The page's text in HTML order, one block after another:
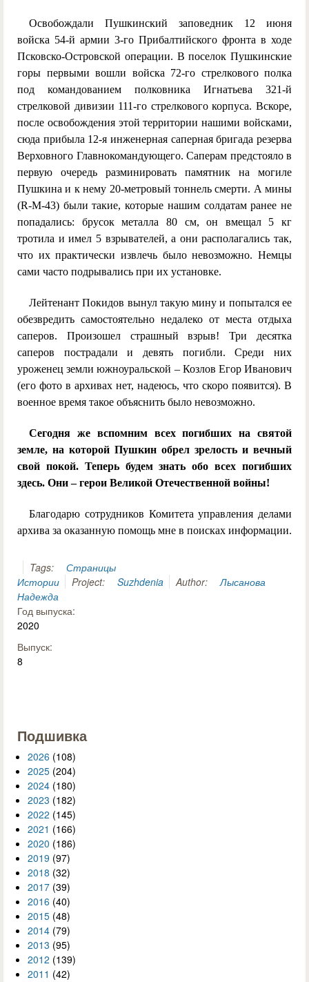
Освобождали Пушкинский заповедник 12 июня
войска 54-й армии 3-го Прибалтийского фронта в ходе
Псковско-Островской операции. В поселок Пушкинские
горы первыми вошли войска 72-го стрелкового полка
под командованием полковника Игнатьева 321-й
стрелковой дивизии 111-го стрелкового корпуса. Вскоре,
после освобождения этой территории нашими войсками,
сюда прибыла 12-я инженерная саперная бригада резерва
Верховного Главнокомандующего. Саперам предстояло в
первую очередь разминировать памятник на могиле
Пушкина и к нему 20-метровый тоннель смерти. А мины
(R-M-43) были такие, которые нашим солдатам ранее не
попадались: брусок металла 80 см, он вмещал 5 кг
тротила и имел 5 взрывателей, а они располагались так,
что их практически извлечь было невозможно. Немцы
сами часто подрывались при их установке.
Лейтенант Покидов вынул такую мину и попытался ее
обезвредить самостоятельно недалеко от места отдыха
саперов. Произошел страшный взрыв! Три десятка
саперов пострадали и девять погибли. Среди них
уроженец земли южноуральской – Козлов Егор Иванович
(его фото в архивах нет, надеюсь, что скоро появится). В
военное время такое объяснить было невозможно.
Сегодня же вспомним всех погибших на святой
земле, на которой Пушкин обрел зрелость и вечный
свой покой. Теперь будем знать обо всех погибших
здесь. Они – герои Великой Отечественной войны!
Благодарю сотрудников Комитета управления делами
архива за оказанную помощь мне в поисках информации.
Tags:
Страницы
Истории
Project: Suzhdenia Author:
Лысанова
Надежда
Год выпуска:
2020
Выпуск:
8
Подшивка
2026 (108)
2025 (204)
2024 (180)
2023 (182)
2022 (145)
2021 (166)
2020 (186)
2019 (97)
2018 (32)
2017 (39)
2016 (40)
2015 (48)
2014 (79)
2013 (95)
2012 (139)
2011 (42)